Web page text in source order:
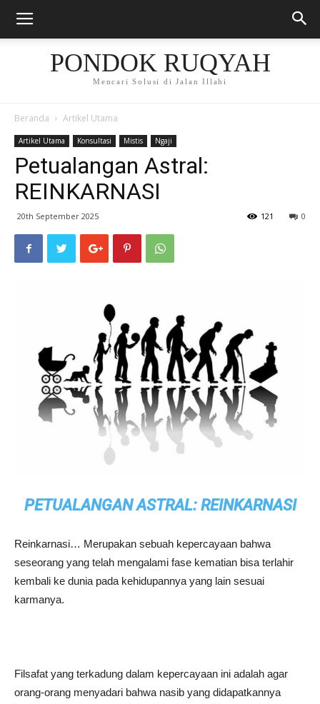
PONDOK RUQYAH
Mencari Solusi di Jalan Illahi
Beranda Artikel Utama
Artikel Utama Konsultasi Mistis Ngaji
Petualangan Astral:
REINKARNASI
20th September 2025 0
121
PETUALANGAN ASTRAL: REINKARNASI
Reinkarnasi… Merupakan sebuah kepercayaan bahwa
seseorang yang telah mengalami fase kematian bisa terlahir
kembali ke dunia pada kehidupannya yang lain sesuai
karmanya.
Filsafat yang terkadung dalam kepercayaan ini adalah agar
orang-orang menyadari bahwa nasib yang didapatkannya